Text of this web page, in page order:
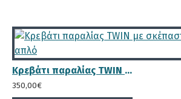
Κρεβάτι παραλίας TWIN με σκέπαστρο απλό
350,00€